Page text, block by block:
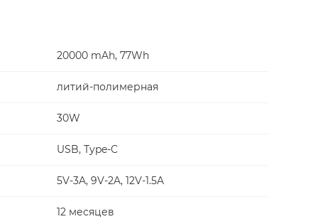
20000 mAh, 77Wh
литий-полимерная
30W
USB, Type-C
5V-3A, 9V-2A, 12V-1.5A
12 месяцев